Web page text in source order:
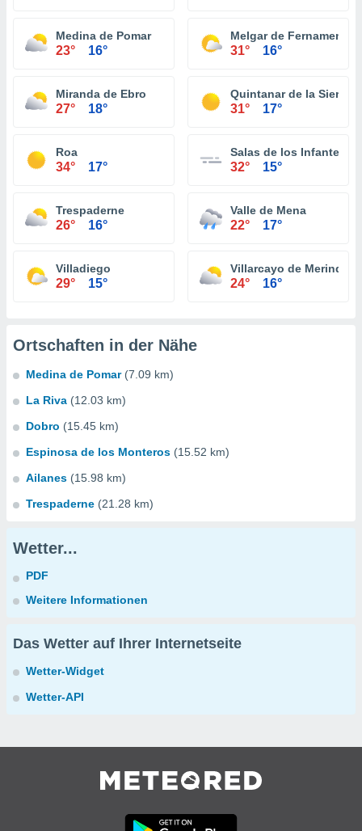
Medina de Pomar
23° 16°
Melgar de Fernamental
31° 16°
Miranda de Ebro
27° 18°
Quintanar de la Sierra
31° 17°
Roa
34° 17°
Salas de los Infantes
32° 15°
Trespaderne
26° 16°
Valle de Mena
22° 17°
Villadiego
29° 15°
Villarcayo de Merindad
24° 16°
Ortschaften in der Nähe
Medina de Pomar (7.09 km)
La Riva (12.03 km)
Dobro (15.45 km)
Espinosa de los Monteros (15.52 km)
Ailanes (15.98 km)
Trespaderne (21.28 km)
Wetter...
PDF
Weitere Informationen
Das Wetter auf Ihrer Internetseite
Wetter-Widget
Wetter-API